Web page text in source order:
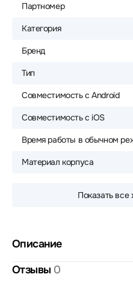
Партномер
Категория
Бренд
Тип
Совместимость с Android
Совместимость с iOS
Время работы в обычном
Материал корпуса
Показать все
Описание
Отзывы 0